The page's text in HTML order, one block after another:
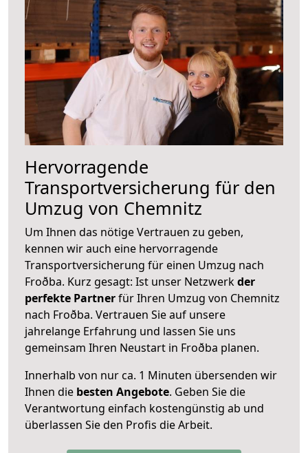
Hervorragende
Transportversicherung für den
Umzug von Chemnitz
Um Ihnen das nötige Vertrauen zu geben,
kennen wir auch eine hervorragende
Transportversicherung für einen Umzug nach
Froðba. Kurz gesagt: Ist unser Netzwerkder
perfekte Partnerfür Ihren Umzug von Chemnitz
nach Froðba. Vertrauen Sie auf unsere
jahrelange Erfahrung und lassen Sie uns
gemeinsam Ihren Neustart in Froðba planen.
Innerhalb von nur ca. 1 Minuten übersenden wir
Ihnen die besten Angebote. Geben Sie die
Verantwortung einfach kostengünstig ab und
überlassen Sie den Profis die Arbeit.